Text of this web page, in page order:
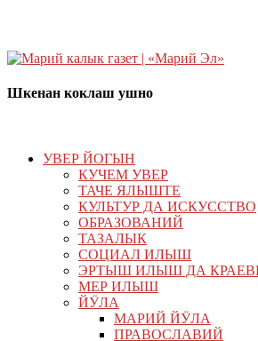
Шкенан коклаш ушно
УВЕР ЙОГЫН
КУЧЕМ УВЕР
ТАЧЕ ЯЛЫШТЕ
КУЛЬТУР ДА ИСКУССТВО
ОБРАЗОВАНИЙ
ТАЗАЛЫК
СОЦИАЛ ИЛЫШ
ЭРТЫШ ИЛЫШ ДА
МЕР ИЛЫШ
ЙӰЛА
МАРИЙ ЙӰЛА
ПРАВОСЛАВИЙ